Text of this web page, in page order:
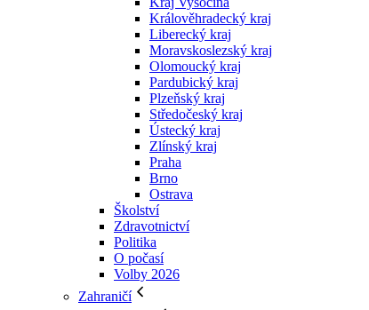
Králověhradecký kraj
Liberecký kraj
Moravskoslezský kraj
Olomoucký kraj
Pardubický kraj
Plzeňský kraj
Středočeský kraj
Ústecký kraj
Zlínský kraj
Praha
Brno
Ostrava
Školství
Zdravotnictví
Politika
O počasí
Volby 2026
Zahraničí